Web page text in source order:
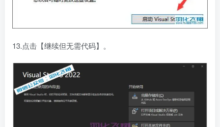
13.点击【继续但无需代码】。